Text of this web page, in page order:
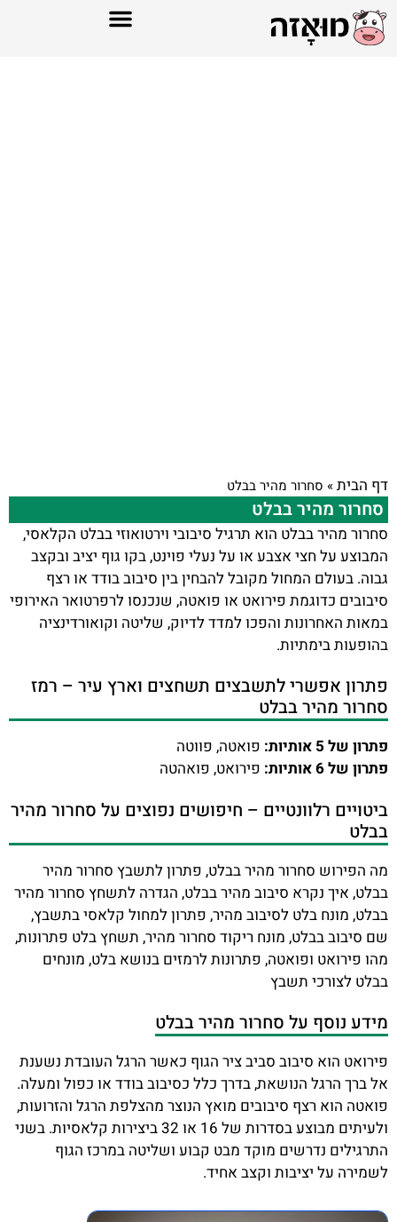
דף הבית» סחרור מהיר בבלט
סחרור מהיר בבלט
סחרור מהיר בבלט הוא תרגיל סיבובי וירטואוזי בבלט הקלאסי,
המבוצע על חצי אצבע או על נעלי פוינט, בקו גוף יציב ובקצב
גבוה. בעולם המחול מקובל להבחין בין סיבוב בודד או רצף
סיבובים כדוגמת פירואט או פואטה, שנכנסו לרפרטואר האירופי
במאות האחרונות והפכו למדד לדיוק, שליטה וקואורדינציה
בהופעות בימתיות.
פתרון אפשרי לתשבצים תשחצים וארץ עיר – רמז
סחרור מהיר בבלט
פתרון של 5 אותיות:
פואטה, פווטה
פתרון של 6 אותיות:
פירואט, פואהטה
ביטויים רלוונטיים – חיפושים נפוצים על סחרור מהיר
בבלט
מה הפירוש סחרור מהיר בבלט, פתרון לתשבץ סחרור מהיר
בבלט, איך נקרא סיבוב מהיר בבלט, הגדרה לתשחץ סחרור מהיר
בבלט, מונח בלט לסיבוב מהיר, פתרון למחול קלאסי בתשבץ,
שם סיבוב בבלט, מונח ריקוד סחרור מהיר, תשחץ בלט פתרונות,
מהו פירואט ופואטה, פתרונות לרמזים בנושא בלט, מונחים
בבלט לצורכי תשבץ
מידע נוסף על סחרור מהיר בבלט
פירואט הוא סיבוב סביב ציר הגוף כאשר הרגל העובדת נשענת
אל ברך הרגל הנושאת, בדרך כלל כסיבוב בודד או כפול ומעלה.
פואטה הוא רצף סיבובים מואץ הנוצר מהצלפת הרגל והזרועות,
ולעיתים מבוצע בסדרות של 16 או 32 ביצירות קלאסיות. בשני
התרגילים נדרשים מוקד מבט קבוע ושליטה במרכז הגוף
לשמירה על יציבות וקצב אחיד.